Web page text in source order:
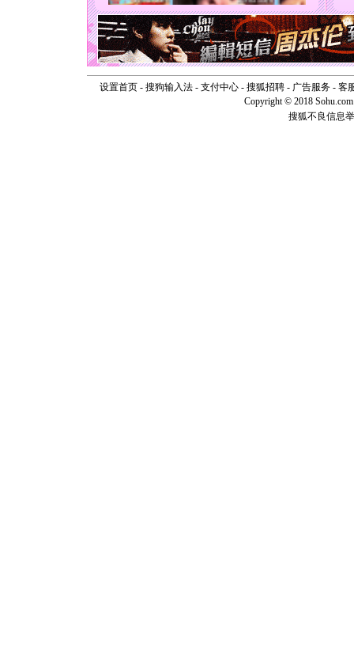
[圣诞节]
如意,快
[元旦]看
断电。爱
你是我专
[元旦]如
起；二是
离。水晶
[元旦]当
设置首页- 搜狗输入法- 支付中心- 搜狐招聘- 广告服务- 客
Copyright © 2018
搜狐不良信息